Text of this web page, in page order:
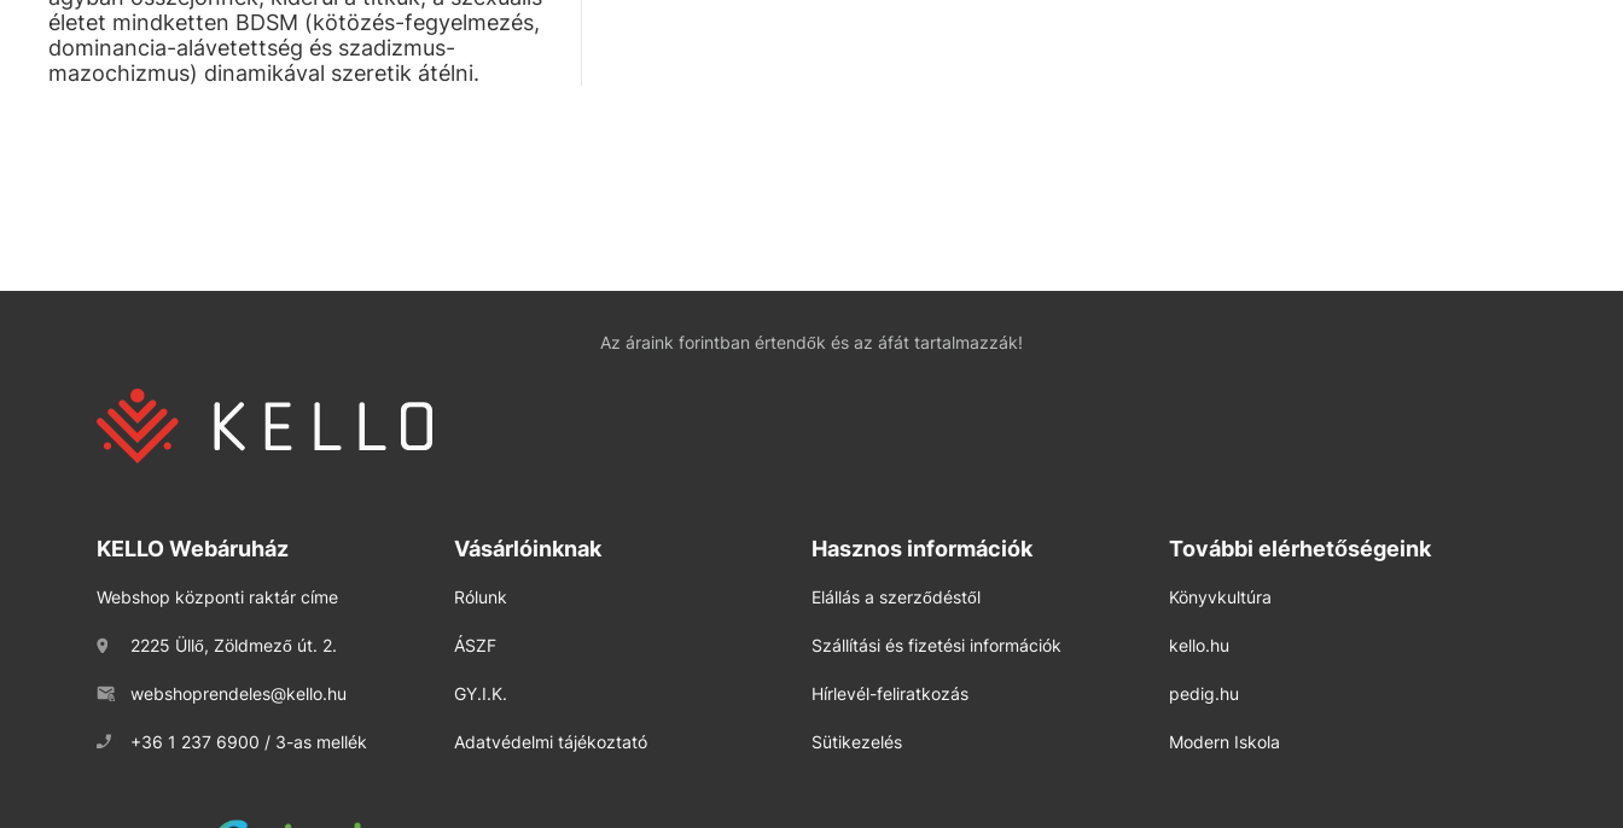
életet mindketten BDSM (kötözés-fegyelmezés,
dominancia-alávetettség és szadizmus-
mazochizmus) dinamikával szeretik átélni.
Az áraink forintban értendők és az áfát tartalmazzák!
KELLO Webáruház
Webshop központi raktár címe
2225 Üllő, Zöldmező út. 2.
webshoprendeles@kello.hu
+36 1 237 6900 / 3-as mellék
Vásárlóinknak
Rólunk
ÁSZF
GY.I.K.
Adatvédelmi tájékoztató
Hasznos információk
Elállás a szerződéstől
Szállítási és fizetési információk
Hírlevél-feliratkozás
Sütikezelés
További elérhetőségeink
Könyvkultúra
kello.hu
pedig.hu
Modern Iskola